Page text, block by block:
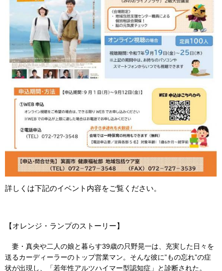
詳しくは下記のイベント内容をご覧ください。
【オレンジ・ランプのストーリー】
妻・真央や二人の娘と暮らす39歳の只野晃一は、充実した日々を
送るカーディーラーのトップ営業マン。そんな彼に”もの忘れ”の症
状が出現し、「若年性アルツハイマー型認知症」と診断された。